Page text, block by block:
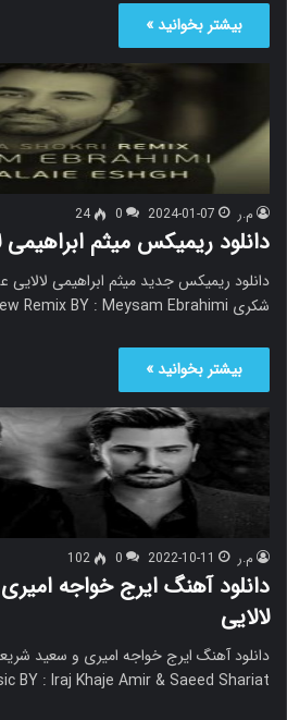
بیشتر بخوانید »
م.ر 2024-01-07
0
24
دانلود ریمیکس میثم
دانلود ریمیکس جدید میثم ابراهیمی
شکری Download New Remix BY : Meysam Ebrahimi |…
بیشتر بخوانید »
م.ر 2022-10-11
0
102
دانلود آهنگ ایرج خواجه
لالایی
BY : Iraj Khaje Amir & Saeed Shariat…